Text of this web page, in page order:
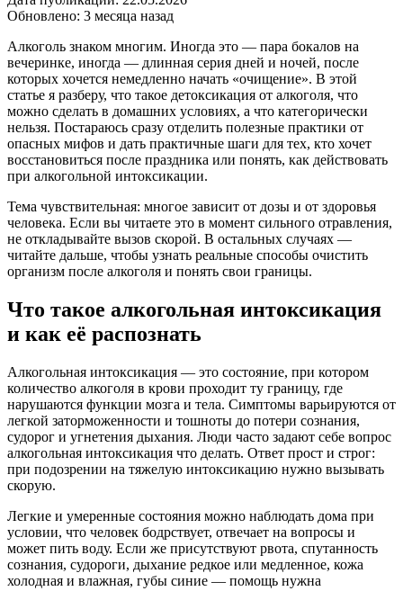
Обновлено: 3 месяца назад
Алкоголь знаком многим. Иногда это — пара бокалов на
вечеринке, иногда — длинная серия дней и ночей, после
которых хочется немедленно начать «очищение». В этой
статье я разберу, что такое детоксикация от алкоголя, что
можно сделать в домашних условиях, а что категорически
нельзя. Постараюсь сразу отделить полезные практики от
опасных мифов и дать практичные шаги для тех, кто хочет
восстановиться после праздника или понять, как действовать
при алкогольной интоксикации.
Тема чувствительная: многое зависит от дозы и от здоровья
человека. Если вы читаете это в момент сильного отравления,
не откладывайте вызов скорой. В остальных случаях —
читайте дальше, чтобы узнать реальные способы очистить
организм после алкоголя и понять свои границы.
Что такое алкогольная интоксикация
и как её распознать
Алкогольная интоксикация — это состояние, при котором
количество алкоголя в крови проходит ту границу, где
нарушаются функции мозга и тела. Симптомы варьируются от
легкой заторможенности и тошноты до потери сознания,
судорог и угнетения дыхания. Люди часто задают себе вопрос
алкогольная интоксикация что делать. Ответ прост и строг:
при подозрении на тяжелую интоксикацию нужно вызывать
скорую.
Легкие и умеренные состояния можно наблюдать дома при
условии, что человек бодрствует, отвечает на вопросы и
может пить воду. Если же присутствуют рвота, спутанность
сознания, судороги, дыхание редкое или медленное, кожа
холодная и влажная, губы синие — помощь нужна